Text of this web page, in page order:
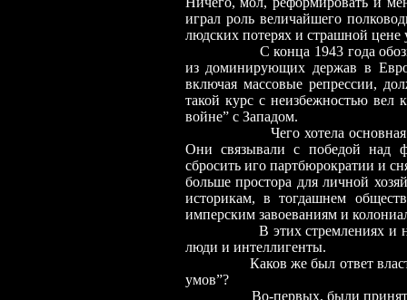
играл роль величайшего
людских потерях и страшной цене
С конца 1943 года
из доминирующих держав в
включая массовые репрессии,
такой курс с неизбежностью
войне” с Западом.
Чего хотела
Они связывали с победой над
сбросить иго партбюрократии и
больше простора для личной
историкам, в тогдашнем
имперским завоеваниям и
В этих стремлениях и
люди и интеллигенты.
Каков же был ответ
умов”?
Во-первых, были